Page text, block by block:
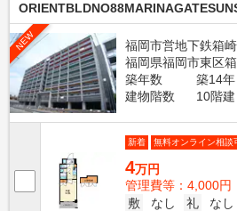
NEW
福岡市営地下鉄箱
福岡県福岡市東区
築年数
築14年
建物階数
10階建
新着 無料オンライン相談
4万円
管理費等：4,000円
敷
なし 礼
なし